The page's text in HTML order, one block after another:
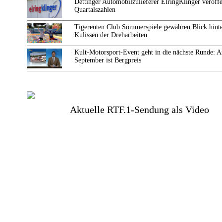
Dettinger Automobilzulieferer ElringKlinger
Quartalszahlen
Tigerenten Club Sommerspiele gewähren Blick
Kulissen der Dreharbeiten
Kult-Motorsport-Event geht in die nächste Runde:
September ist Bergpreis
Aktuelle RTF.1-Sendung als Video